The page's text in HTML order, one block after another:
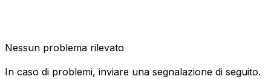
Nessun problema rilevato
In caso di problemi, inviare una segnalazione di seguito.